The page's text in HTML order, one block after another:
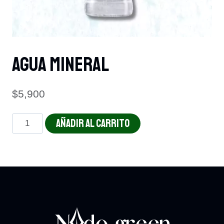
Agua Mineral
$5,900
Agua
mineral
AÑADIR AL CARRITO